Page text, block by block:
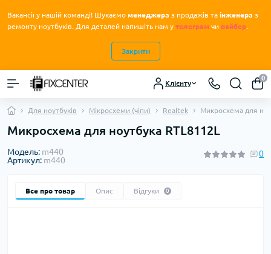
Вакансії у нашій команді! Шукаємо менеджера з продажів та інженера з
ремонту ноутбуків. Для деталей напишіть нам у телеграм чи вайбер.
Закрити
Клієнту
0
Для ноутбуків Мікросхеми (чіпи) Realtek Микросхема для
Микросхема для ноутбука RTL8112L
Модель: m440
Артикул: m440
0
Все про товар Опис Відгуки 0